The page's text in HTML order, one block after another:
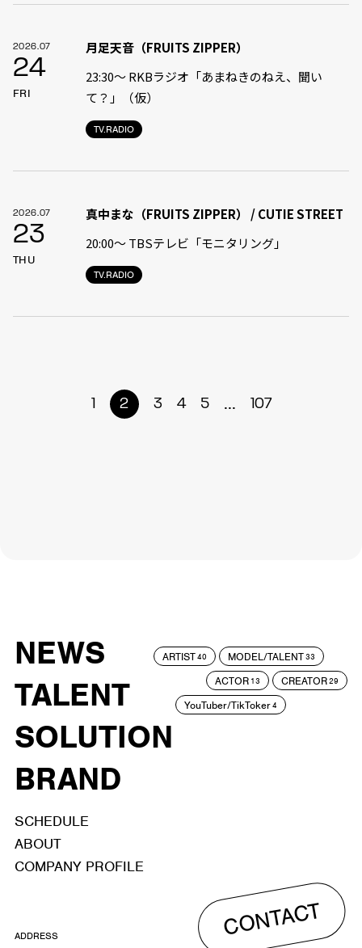
2026.07
24
FRI
TV.RADIO
月足天音（FRUITS ZIPPER）
23:30〜 RKBラジオ「あまねきのねえ、聞い
て？」（仮）
2026.07
23
THU
TV.RADIO
真中まな（FRUITS ZIPPER） / CUTIE STREET
20:00〜 TBSテレビ「モニタリング」
1 2 3 4 5 ... 107
NEWS
TALENT
SOLUTION
BRAND
ARTIST40 MODEL/TALENT33
ACTOR 13 CREATOR29
YouTuber/TikToker4
SCHEDULE
ABOUT
COMPANY PROFILE
CONTACT
ADDRESS